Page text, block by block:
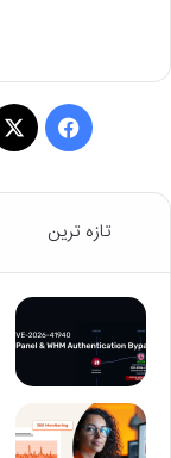
س
ب
تازه ترین